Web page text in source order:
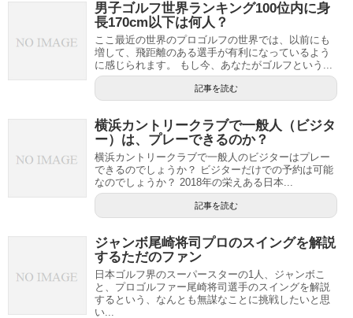
男子ゴルフ世界ランキング100位内に身
長170cm以下は何人？
ここ最近の世界のプロゴルフの世界では、以前にも
増して、飛距離のある選手が有利になっているよう
に感じられます。 もし今、あなたがゴルフという...
記事を読む
横浜カントリークラブで一般人（ビジタ
ー）は、プレーできるのか？
横浜カントリークラブで一般人のビジターはプレー
できるのでしょうか？ ビジターだけでの予約は可能
なのでしょうか？ 2018年の栄えある日本...
記事を読む
ジャンボ尾崎将司プロのスイングを解説
するただのファン
日本ゴルフ界のスーパースターの1人、ジャンボこ
と、プロゴルファー尾崎将司選手のスイングを解説
するという、なんとも無謀なことに挑戦したいと思
い...